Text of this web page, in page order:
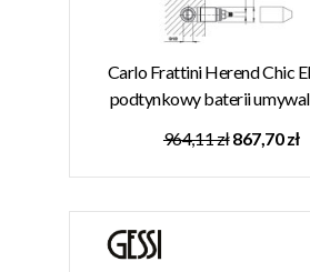
Carlo Frattini Herend Chic
podtynkowy baterii
964,11 zł867,70 zł